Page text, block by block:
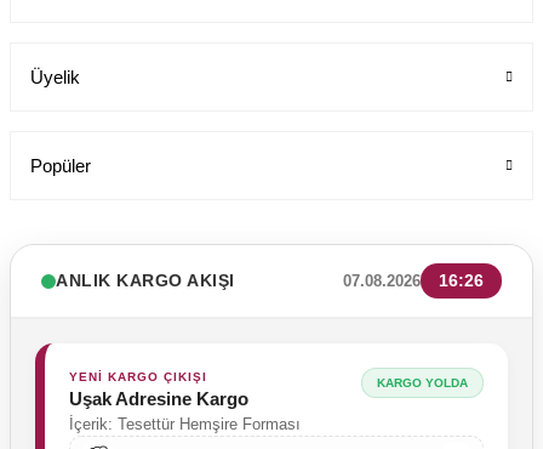
Üyelik
Popüler
ANLIK KARGO AKIŞI 07.08.2026 16:26
YENİ KARGO ÇIKIŞI
Uşak Adresine Kargo
İçerik: Tesettür Hemşire Forması
KARGO YOLDA